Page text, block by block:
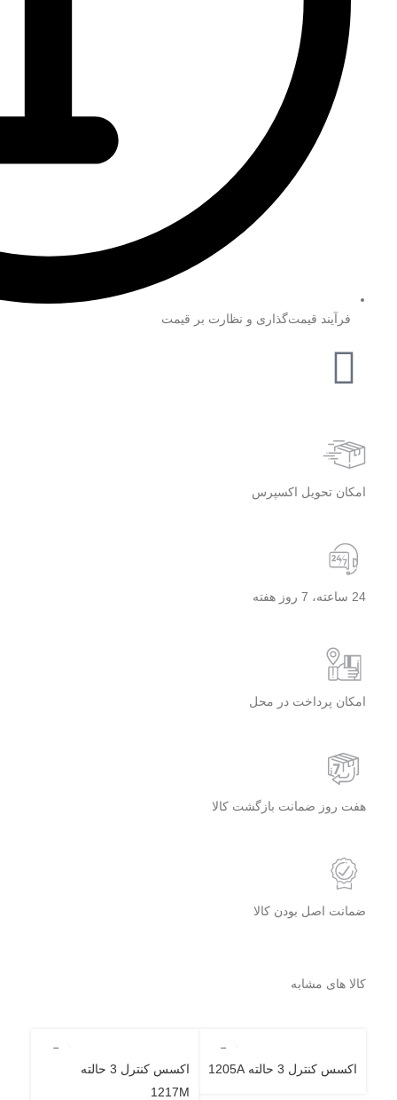
فرآیند قیمت‌گذاری و نظارت بر قیمت
امکان تحویل اکسپرس
24 ساعته، 7 روز هفته
امکان پرداخت در محل
هفت روز ضمانت بازگشت کالا
ضمانت اصل بودن کالا
کالا های مشابه
اکسس کنترل 3 حالته 1205A
اکسس کنترل 3 حالته
1217M